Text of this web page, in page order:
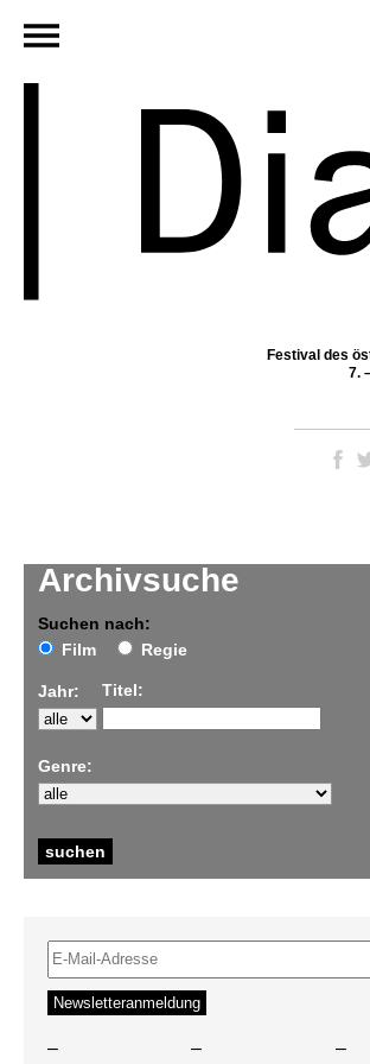
Festival des
7.
Archivsuche
Suchen nach:
Film
Regie
Jahr: Titel:
Genre:
– – –